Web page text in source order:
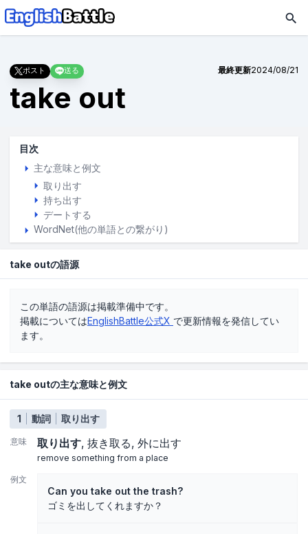
ポスト 送る 最終更新2024/08/21
take out
目次
主な意味と例文
取り出す
持ち出す
デートする
WordNet(他の単語との繋がり)
take outの語源
この単語の語源は掲載準備中です。
掲載についてはEnglishBattle公式X で更新情報を発信してい
ます。
take outの主な意味と例文
1 動詞 取り出す
意味 取り出す 抜き取る 外に出す
remove something from a place
例文
Can you take out the trash?
ゴミを出してくれますか？